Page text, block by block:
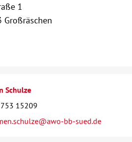
1
Großräschen
Schulze
15209
bb-sued.de